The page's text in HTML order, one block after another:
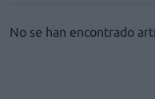
No se han encontrado